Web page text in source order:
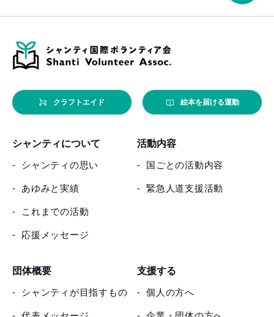
クラフトエイド 絵本を届ける運動
シャンティについて
シャンティの思い
あゆみと実績
これまでの活動
応援メッセージ
活動内容
国ごとの活動内容
緊急人道支援活動
団体概要
シャンティが目指すもの
支援する
個人の方へ